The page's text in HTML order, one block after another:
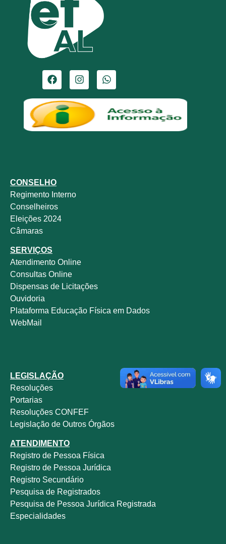
CONSELHO
Regimento Interno
Conselheiros
Eleições 2024
Câmaras
SERVIÇOS
Atendimento Online
Consultas Online
Dispensas de Licitações
Ouvidoria
Plataforma Educação Física em Dados
WebMail
LEGISLAÇÃO
Resoluções
Portarias
Resoluções CONFEF
Legislação de Outros Órgãos
ATENDIMENTO
Registro de Pessoa Física
Registro de Pessoa Jurídica
Registro Secundário
Pesquisa de Registrados
Pesquisa de Pessoa Jurídica Registrada
Especialidades